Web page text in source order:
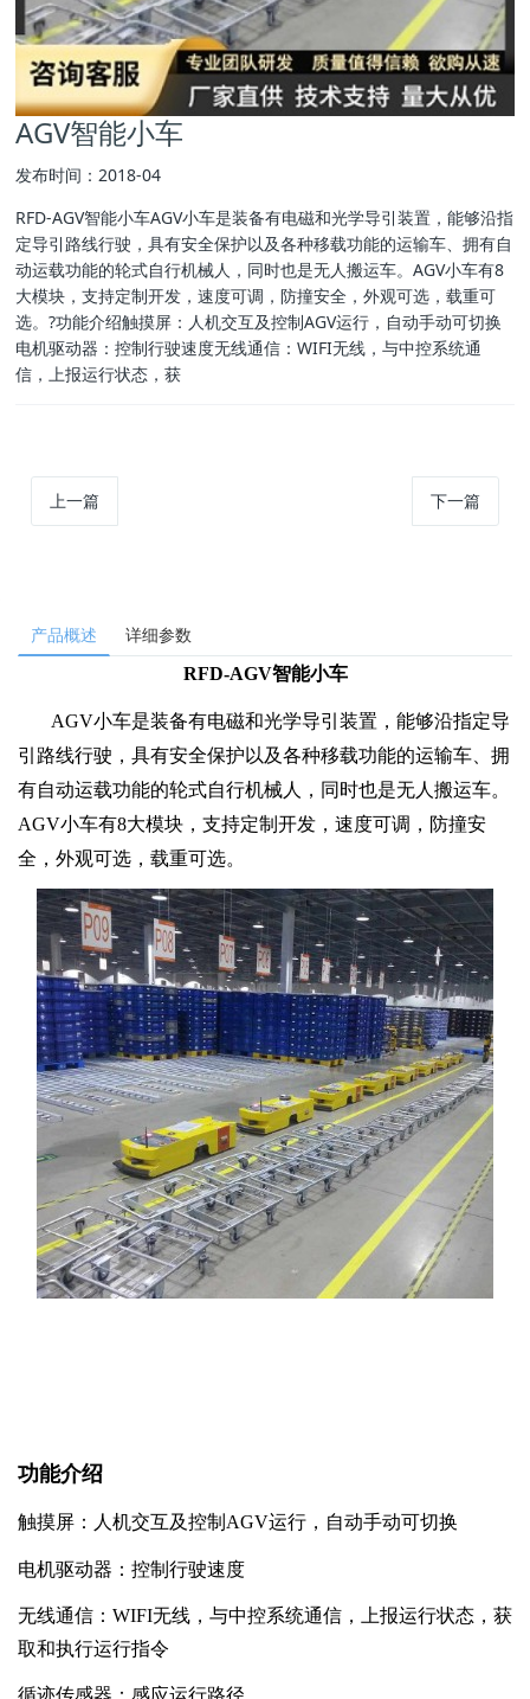
AGV智能小车
发布时间：2018-04
RFD-AGV智能小车AGV小车是装备有电磁和光学导引装置，能够沿指
定导引路线行驶，具有安全保护以及各种移载功能的运输车、拥有自
动运载功能的轮式自行机械人，同时也是无人搬运车。AGV小车有8
大模块，支持定制开发，速度可调，防撞安全，外观可选，载重可
选。?功能介绍触摸屏：人机交互及控制AGV运行，自动手动可切换
电机驱动器：控制行驶速度无线通信：WIFI无线，与中控系统通
信，上报运行状态，获
上一篇 下一篇
产品概述 详细参数
RFD-AGV智能小车
AGV小车是装备有电磁和光学导引装置，能够沿指定导
引路线行驶，具有安全保护以及各种移载功能的运输车、拥
有自动运载功能的轮式自行机械人，同时也是无人搬运车。
AGV小车有8大模块，支持定制开发，速度可调，防撞安
全，外观可选，载重可选。
功能介绍
触摸屏：人机交互及控制AGV运行，自动手动可切换
电机驱动器：控制行驶速度
无线通信：WIFI无线，与中控系统通信，上报运行状态，获
取和执行运行指令
循迹传感器：感应运行路径